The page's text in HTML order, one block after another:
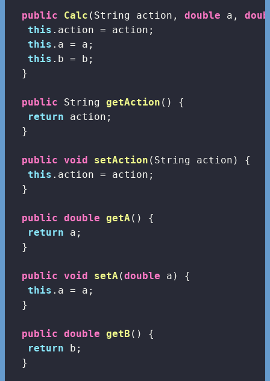
public Calc (String action, double a,
this .action = action;
this .a = a;
this .b = b;
  }
public String getAction ()
{
return action;
  }
public void setAction (String action)
{
this .action = action;
  }
public double getA()
{
return a;
  }
public void setA(double a)
{
this .a = a;
  }
public double getB ()
{
return b;
  }